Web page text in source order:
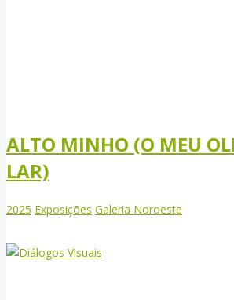
ALTO MINHO (O MEU
LAR)
2025 Exposições Galeria Noroeste